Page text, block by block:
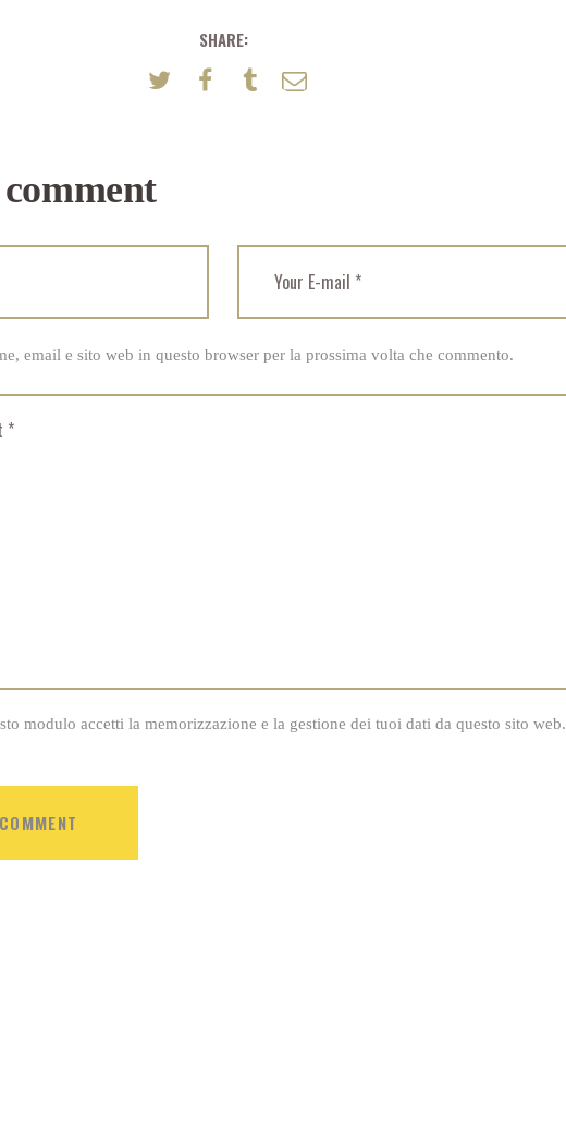
SHARE:
email e sito web in questo browser per la prossima volta che commento.
modulo accetti la memorizzazione e la gestione dei tuoi dati da questo sito web.